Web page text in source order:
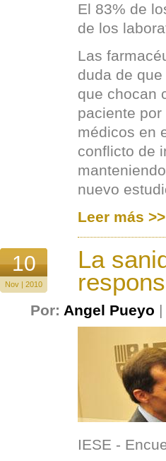
El 83% de
de los
Las
duda de
que chocan
paciente
médicos en
conflicto de
nuevo
Leer más >>
10
Nov | 2010
La
Por: Angel Pueyo |
IESE -